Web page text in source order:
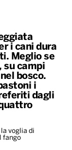
i cani dura
Meglio se
su campi
bosco.
i
dagli
voglia di
fango